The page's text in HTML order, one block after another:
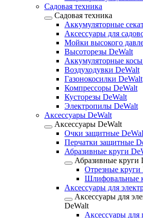
Садовая техника
Садовая техника
Аккумуляторные
Аксессуары для
Мойки высокого
Высоторезы DeWalt
Аккумуляторные
Воздуходувки DeWalt
Газонокосилки DeWalt
Компрессоры DeWalt
Кусторезы DeWalt
Электропилы DeWalt
Аксессуары DeWalt
Аксессуары DeWalt
Очки защитные
Перчатки защитные
Абразивные круги
Абразивные круги
Отрезные круги
Шлифовальные
Аксессуары для
Аксессуары для
DeWalt
Аксессуары для